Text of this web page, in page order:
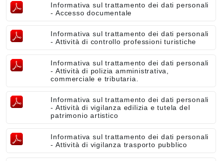
Informativa sul trattamento dei dati personali
- Accesso documentale
Informativa sul trattamento dei dati personali
- Attività di controllo professioni turistiche
Informativa sul trattamento dei dati personali
- Attività di polizia amministrativa,
commerciale e tributaria.
Informativa sul trattamento dei dati personali
- Attività di vigilanza edilizia e tutela del
patrimonio artistico
Informativa sul trattamento dei dati personali
- Attività di vigilanza trasporto pubblico